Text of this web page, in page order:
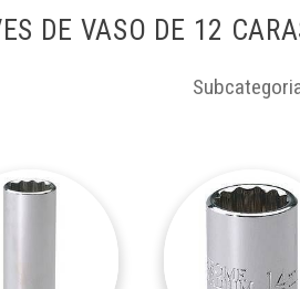
DE VASO DE 12